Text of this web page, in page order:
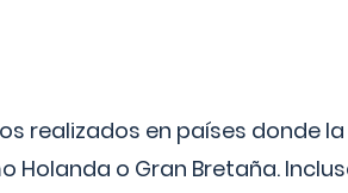
realizados en países donde
Holanda o Gran Bretaña.